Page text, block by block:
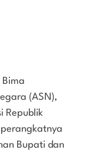
Bima
(ASN),
Republik
perangkatnya
Bupati dan